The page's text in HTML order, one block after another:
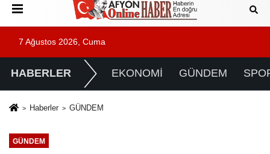
7 Ağustos 2026, Cuma
HABERLER EKONOMİ GÜNDEM
Haberler GÜNDEM
GÜNDEM